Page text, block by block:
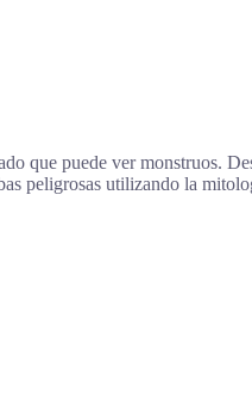
que puede ver monstruos.
peligrosas utilizando la